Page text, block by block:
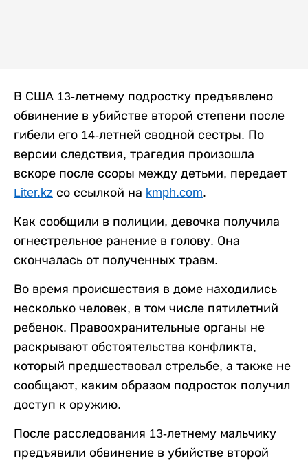
В США 13-летнему подростку предъявлено
обвинение в убийстве второй степени после
гибели его 14-летней сводной сестры. По
версии следствия, трагедия произошла
вскоре после ссоры между детьми, передает
Liter.kz со ссылкой на kmph.com.
Как сообщили в полиции, девочка получила
огнестрельное ранение в голову. Она
скончалась от полученных травм.
Во время происшествия в доме находились
несколько человек, в том числе пятилетний
ребенок. Правоохранительные органы не
раскрывают обстоятельства конфликта,
который предшествовал стрельбе, а также не
сообщают, каким образом подросток получил
доступ к оружию.
После расследования 13-летнему мальчику
предъявили обвинение в убийстве второй